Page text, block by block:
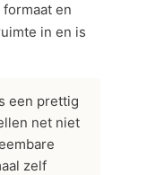
en
in en is
een prettig
net niet
zelf